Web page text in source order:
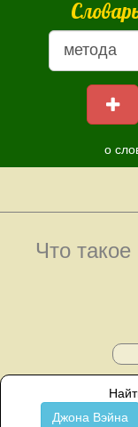
о
Что такое
Джона Вэйна